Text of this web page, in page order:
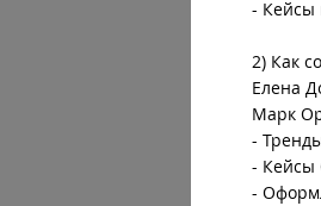
- Кейсы
2) Как
Елена
Марк
-
- Кейсы
-